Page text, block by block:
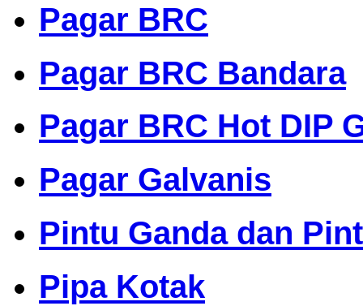
Pagar BRC
Pagar BRC Bandara
Pagar BRC Hot DIP
Pagar Galvanis
Pintu Ganda dan
Pipa Kotak